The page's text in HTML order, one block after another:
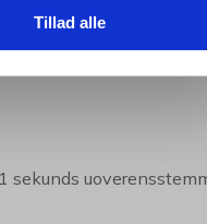
Tillad alle
en afvigelse på
også på afstand.